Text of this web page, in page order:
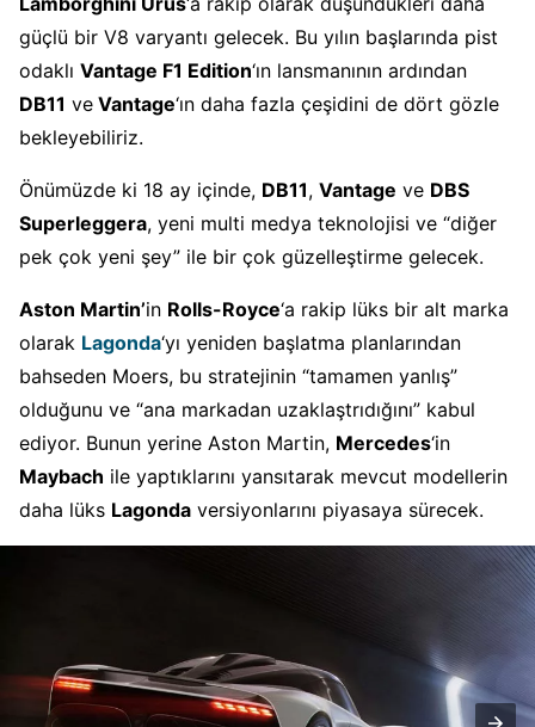
güçlü bir V8 varyantı gelecek. Bu yılın başlarında pist
odaklı Vantage F1 Edition‘ın lansmanının ardından
DB11 ve Vantage‘ın daha fazla çeşidini de dört gözle
bekleyebiliriz.
Önümüzde ki 18 ay içinde, DB11, Vantage ve DBS
Superleggera, yeni multi medya teknolojisi ve “diğer
pek çok yeni şey” ile bir çok güzelleştirme gelecek.
Aston Martin’in Rolls-Royce‘a rakip lüks bir alt marka
olarak Lagonda‘yı yeniden başlatma planlarından
bahseden Moers, bu stratejinin “tamamen yanlış”
olduğunu ve “ana markadan uzaklaştrıdığını” kabul
ediyor. Bunun yerine Aston Martin, Mercedes‘in
Maybach ile yaptıklarını yansıtarak mevcut modellerin
daha lüks Lagonda versiyonlarını piyasaya sürecek.